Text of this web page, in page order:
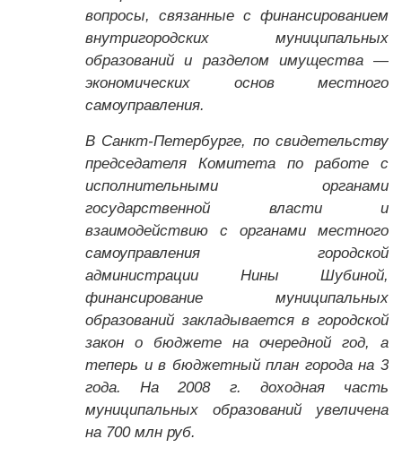
вопросы, связанные с финансированием
внутригородских муниципальных
образований и разделом имущества —
экономических основ местного
самоуправления.
В Санкт-Петербурге, по свидетельству
председателя Комитета по работе с
исполнительными органами
государственной власти и
взаимодействию с органами местного
самоуправления городской
администрации Нины Шубиной,
финансирование муниципальных
образований закладывается в городской
закон о бюджете на очередной год, а
теперь и в бюджетный план города на 3
года. На 2008 г. доходная часть
муниципальных образований увеличена
на 700 млн руб.